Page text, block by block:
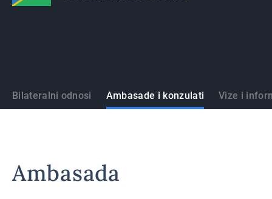
Države
Bilateralni odnosi Ambasade i konzulati Vize i
Ambasada